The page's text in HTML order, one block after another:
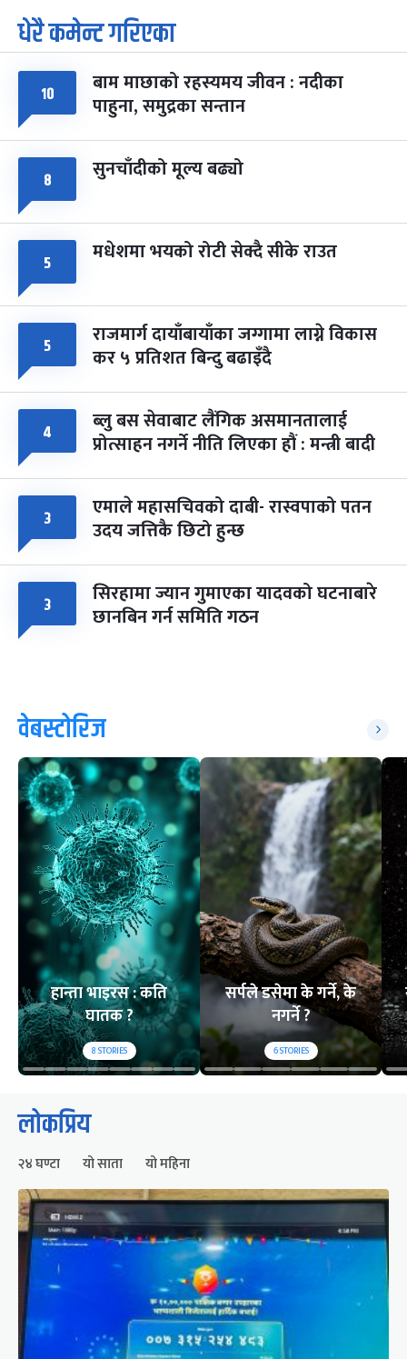
७
आइत
पूर्णिमा व्रत
चैत्र ७, २०८३-Mar 21, 2027
८ फागुपूर्णिमा
चैत्र ८, २०८३-Mar 22, 2027
७ महिना बाँकी
धेरै कमेन्ट गरिएका
१० बाम माछाको रहस्यमय जीवन : नदीका
पाहुना, समुद्रका सन्तान
८ सुनचाँदीको मूल्य बढ्यो
५ मधेशमा भयको रोटी सेक्दै सीके राउत
५ राजमार्ग दायाँबायाँका जग्गामा लाग्ने विकास
कर ५ प्रतिशत बिन्दु बढाइँदै
४ ब्लु बस सेवाबाट लैंगिक असमानतालाई
प्रोत्साहन नगर्ने नीति लिएका हौं : मन्त्री बादी
३ एमाले महासचिवको दाबी- रास्वपाको पतन
उदय जत्तिकै छिटो हुन्छ
३ सिरहामा ज्यान गुमाएका यादवको घटनाबारे
छानबिन गर्न समिति गठन
वेबस्टोरिज
हान्ता भाइरस : कति
घातक ?
8STORIES
सर्पले डसेमा के गर्ने, के
नगर्ने ?
6STORIES
लोकप्रिय
२४ घण्टा यो साता यो महिना